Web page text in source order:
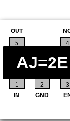
1 2 3
4
IN GND
5
OUT
AJ=2E